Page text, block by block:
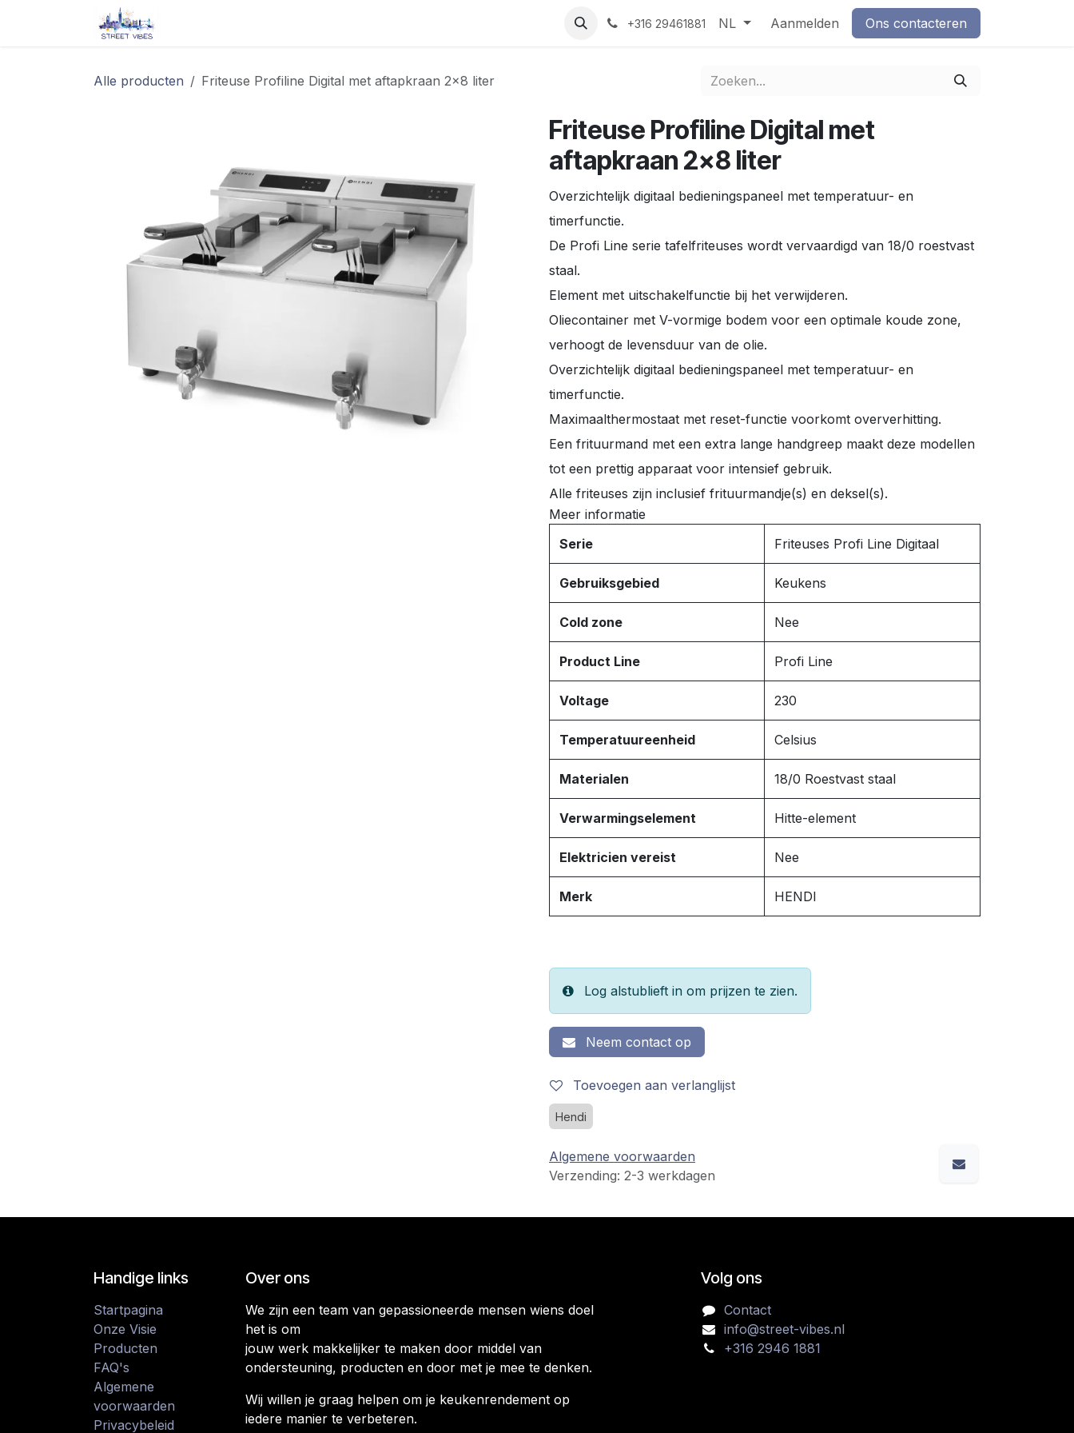
Overslaan naar inhoud
Contact +316 29461881 NL Aanmelden Ons contacteren
Alle producten Friteuse Profiline Digital met aftapkraan 2x8 liter
Friteuse Profiline Digital met
aftapkraan 2x8 liter
Overzichtelijk digitaal bedieningspaneel met temperatuur- en
timerfunctie.
De Profi Line serie tafelfriteuses wordt vervaardigd van 18/0 roestvast
staal.
Element met uitschakelfunctie bij het verwijderen.
Oliecontainer met V-vormige bodem voor een optimale koude zone,
verhoogt de levensduur van de olie.
Overzichtelijk digitaal bedieningspaneel met temperatuur- en
timerfunctie.
Maximaalthermostaat met reset-functie voorkomt oververhitting.
Een frituurmand met een extra lange handgreep maakt deze modellen
tot een prettig apparaat voor intensief gebruik.
Alle friteuses zijn inclusief frituurmandje(s) en deksel(s).
Meer informatie
Serie
Friteuses Profi Line Digitaal
Gebruiksgebied Keukens
Cold zone Nee
Product Line Profi Line
Voltage 230
Temperatuureenheid Celsius
Materialen 18/0 Roestvast staal
Verwarmingselement Hitte-element
Elektricien vereist Nee
Merk HENDI
Log alstublieft in om prijzen te zien.
Neem contact op
Toevoegen aan verlanglijst
Hendi
Algemene voorwaarden
Verzending: 2-3 werkdagen
Handige links
Startpagina
Onze Visie
Producten
FAQ's
Algemene
voorwaarden
Privacybeleid
Over ons
We zijn een team van gepassioneerde mensen wiens doel
het is om
jouw werk makkelijker te maken door middel van
ondersteuning, producten en door met je mee te denken.
Wij willen je graag helpen om je keukenrendement op
iedere manier te verbeteren.
Volg ons
Contact
info@street-vibes.nl
+316 2946 1881